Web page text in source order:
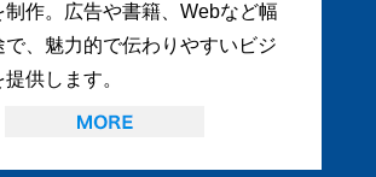
制作。広告や書籍、Webなど幅
で、魅力的で伝わりやすいビジ
提供します。